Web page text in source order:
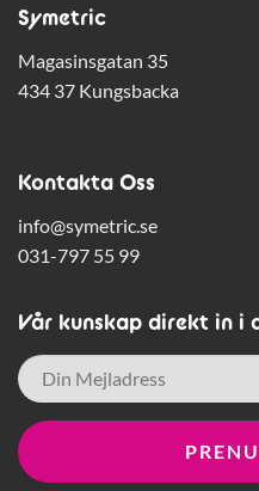
Symetric
Magasinsgatan 35
434 37 Kungsbacka
Kontakta Oss
info@symetric.se
031-797 55 99
Vår kunskap direkt in i
E-
post *